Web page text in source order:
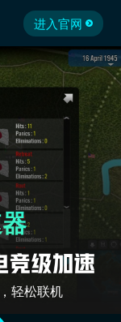
进入官网
轻松联机